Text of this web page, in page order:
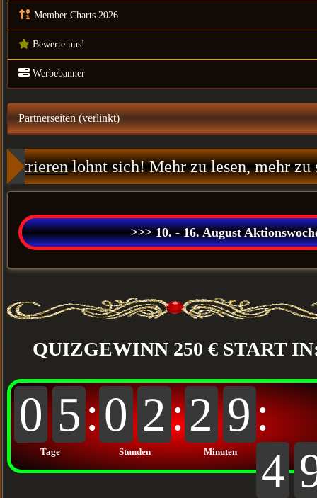
Member Charts 2026
Bewerte uns!
Werbebanner
Partnerseiten (verlinkt)
lohnt sich! Mehr zu lesen, mehr zu
>>> 10. - 16. August Aktionswoche:
QUIZGEWINN 250 € START
Tage
0
0 4
5
4:
Stunden
0
0 1
2
1 :
Minuten
2
2
2 8
9
8:
4
4
4